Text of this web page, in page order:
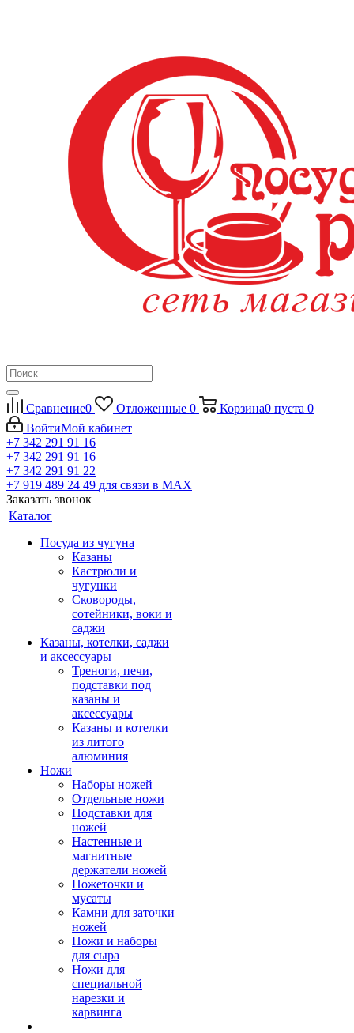
Сравнение0 Отложенные 0 Корзина0 пуста 0
ВойтиМой кабинет
+7 342 291 91 16
+7 342 291 91 16
+7 342 291 91 22
+7 919 489 24 49 для связи в МАХ
Заказать звонок
Каталог
Посуда из чугуна
Казаны
Кастрюли и
чугунки
Сковороды,
сотейники, воки и
саджи
Казаны, котелки, саджи
и аксессуары
Треноги, печи,
подставки под
казаны и
аксессуары
Казаны и котелки
из литого
алюминия
Ножи
Наборы ножей
Отдельные ножи
Подставки для
ножей
Настенные и
магнитные
держатели ножей
Ножеточки и
мусаты
Камни для заточки
ножей
Ножи и наборы
для сыра
Ножи для
специальной
нарезки и
карвинга